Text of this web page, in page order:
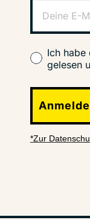
Ich habe
gelesen
*Zur